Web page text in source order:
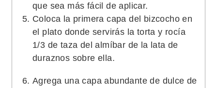
que sea más fácil de aplicar.
Coloca la primera capa del bizcocho en
el plato donde servirás la torta y rocía
1/3 de taza del almíbar de la lata de
duraznos sobre ella.
Agrega una capa abundante de dulce de